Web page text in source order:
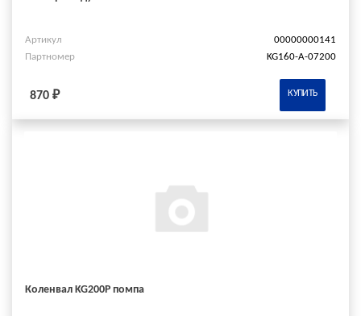
Артикул
00000000141
Партномер
KG160-A-07200
870 ₽ КУПИТЬ
Коленвал KG200P помпа